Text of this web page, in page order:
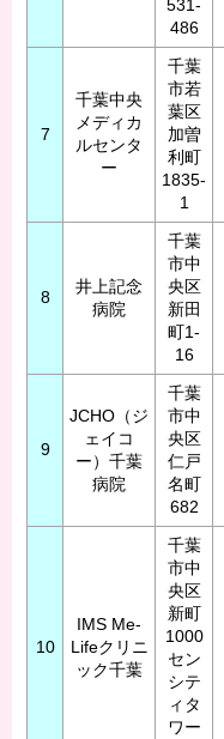
531-
486
7
千葉中央
メディカ
ルセンタ
ー
千葉
市若
葉区
加曽
利町
1835-
1
8
井上記念
病院
千葉
市中
央区
新田
町1-
16
9
JCHO（ジ
ェイコ
ー）千葉
病院
千葉
市中
央区
仁戸
名町
682
10
IMS Me-
Lifeクリニ
ック千葉
千葉
市中
央区
新町
1000
セン
シテ
ィタ
ワー